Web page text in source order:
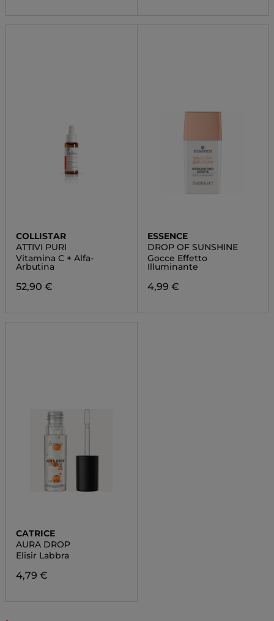
COLLISTAR
ATTIVI PURI
Vitamina C + Alfa-
Arbutina
52,90 €
ESSENCE
DROP OF SUNSHINE
Gocce Effetto
Illuminante
4,99 €
CATRICE
AURA DROP
Elisir Labbra
4,79 €